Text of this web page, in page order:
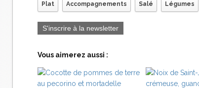
Plat Accompagnements Salé Légumes
S'inscrire à la newsletter
Vous aimerez aussi :